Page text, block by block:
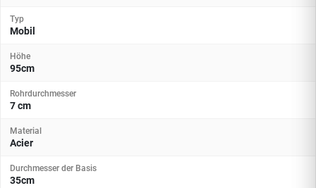
Typ
Mobil
Höhe
95cm
Rohrdurchmesser
7 cm
Material
Acier
Durchmesser der Basis
35cm